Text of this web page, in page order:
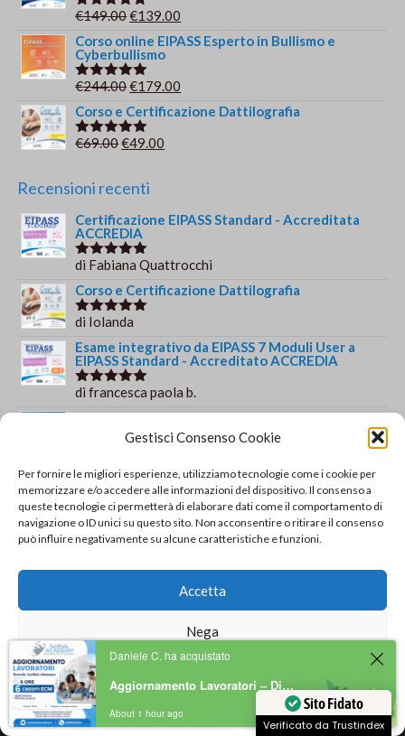
Gestisci Consenso Cookie
Per fornire le migliori esperienze, utilizziamo tecnologie come i cookie per
memorizzare e/o accedere alle informazioni del dispositivo. Il consenso a
queste tecnologie ci permetterà di elaborare dati come il comportamento di
navigazione o ID unici su questo sito. Non acconsentire o ritirare il consenso
può influire negativamente su alcune caratteristiche e funzioni.
Accetta
Nega
Cookie Policy Privacy Policy
era:
Valutato
€149.00Il
prezzo
originale
era:
€139.00
prezzo
Corso online EIPASS Esperto in Bullismo e
Cyberbullismo
Valutato
€244.00Il
prezzo
originale
era:
€179.00
prezzo
Corso e Certificazione Dattilografia
Valutato
€69.00Il
originale
€69.00.
€49.00
€49.00.
Recensioni recenti
Certificazione EIPASS Standard - Accreditata
ACCREDIA
Valutato5
di Fabiana Quattrocchi
Corso e Certificazione Dattilografia
Valutato5
di Iolanda
Esame integrativo da EIPASS 7 Moduli User a
EIPASS Standard - Accreditato ACCREDIA
Valutato5
di francesca paola b.
Corso e Certificazione informatica EIPASS 7
Moduli User con videolezioni
su 5
Certificazione informatica EIPASS 7 Moduli User
Valutato5
su 5
di Gianluca Di Giacomo
+39 329 952 9244
info@solsisacademy.it
Lun-Ven: 09:30-18:30, Sab: 10:00-12:00
Pausa pranzo: 13:30-15:30
Daniele C. ha acquistato
Aggiornamento Lavoratori – Diversità, Conflitti e Benessere – 6 ore con 6 crediti ECM
About 1 hour ago
Sito Fidato